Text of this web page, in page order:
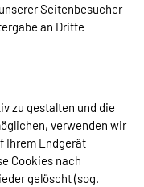
Seitenbesucher
an Dritte
zu gestalten und die
verwenden wir
Ihrem Endgerät
Cookies nach
gelöscht (sog.